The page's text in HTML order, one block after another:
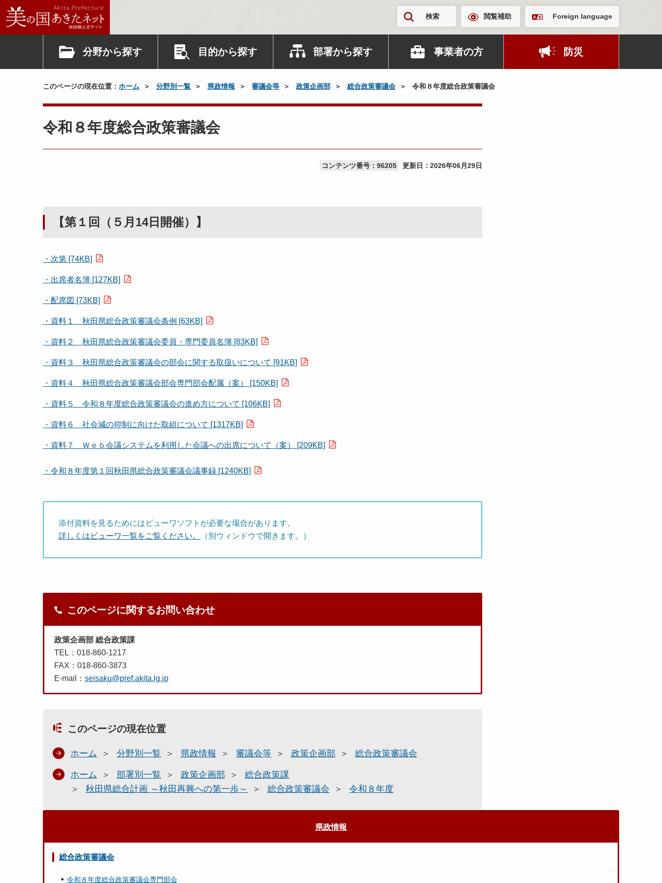
検索 閲覧補助 Foreign language
分野から探す 目的から探す 部署から探す 事業者の方 防災
このページの現在位置： ホーム 分野別一覧 県政情報 審議会等 政策企画部 総合政策審議会 令和８年度総合政策審議会
令和８年度総合政策審議会
コンテンツ番号：96205 更新日： 2026年06月29日
【第１回（５月14日開催）】
・次第 [74KB]
・出席者名簿 [127KB]
・配席図 [73KB]
・資料１ 秋田県総合政策審議会条例 [63KB]
・資料２ 秋田県総合政策審議会委員・専門委員名簿 [83KB]
・資料３ 秋田県総合政策審議会の部会に関する取扱いについて [91KB]
・資料４ 秋田県総合政策審議会部会専門部会配属（案） [150KB]
・資料５ 令和８年度総合政策審議会の進め方について [106KB]
・資料６ 社会減の抑制に向けた取組について [1317KB]
・資料７ Ｗｅｂ会議システムを利用した会議への出席について（案） [209KB]
・令和８年度第１回秋田県総合政策審議会議事録 [1240KB]
添付資料を見るためにはビューワソフトが必要な場合があります。
詳しくはビューワ一覧をご覧ください。
（別ウィンドウで開きます。）
このページに関するお問い合わせ
政策企画部 総合政策課
TEL：018-860-1217
FAX：018-860-3873
E-mail： seisaku@pref.akita.lg.jp
このページの現在位置
ホーム 分野別一覧 県政情報 審議会等 政策企画部 総合政策審議会
ホーム 部署別一覧 政策企画部
総合政策課
秋田県総合計画 ～秋田再興への第一歩～
総合政策審議会 令和８年度
県政情報
総合政策審議会
令和８年度総合政策審議会専門部会